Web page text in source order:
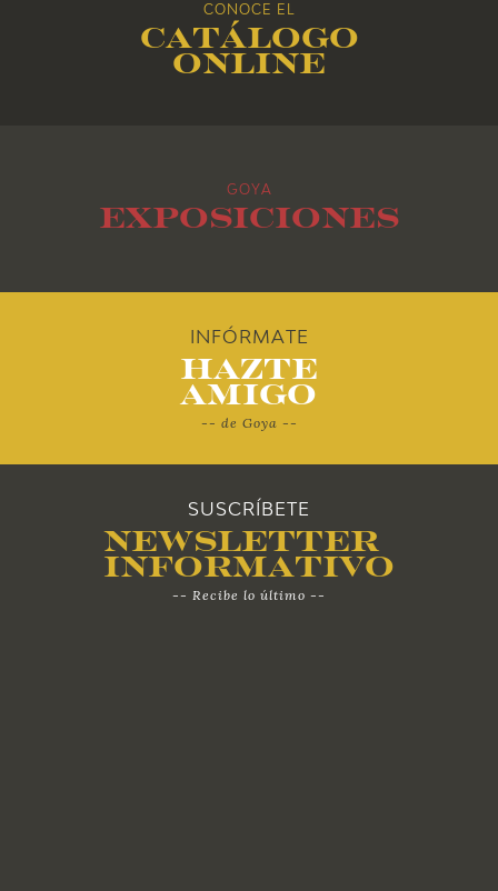
CONOCE EL
Catálogo
online
GOYA
Exposiciones
INFÓRMATE
Hazte
Amigo
-- de Goya --
SUSCRÍBETE
Newsletter
Informativo
-- Recibe lo último --